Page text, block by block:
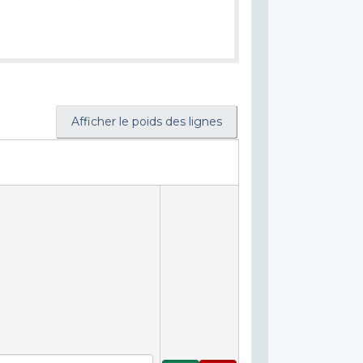
Afficher le poids des lignes